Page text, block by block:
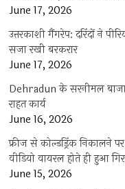
June 17, 2026
उत्तरकाशी गैंगरेप: दरिंदों ने
सजा रखी बरकरार
June 17, 2026
Dehradun के सरनीमल
राहत कार्य
June 16, 2026
फ्रीज से कोल्डड्रिंक निकालने
वीडियो वायरल होते ही हुआ
June 15, 2026